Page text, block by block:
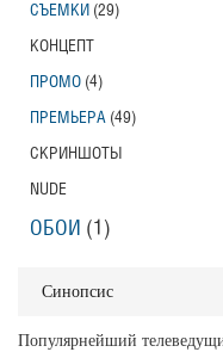
Синопсис
Популярнейший
СЪЕМКИ (29)
КОНЦЕПТ
ПРОМО (4)
ПРЕМЬЕРА (49)
СКРИНШОТЫ
NUDE
ОБОИ (1)